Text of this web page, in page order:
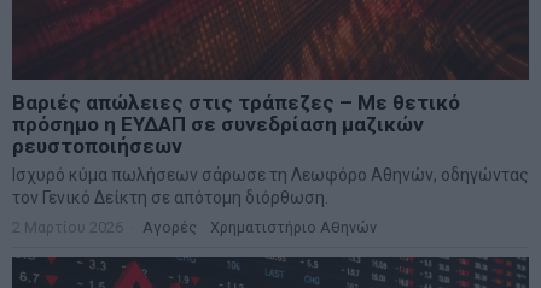
Βαριές απώλειες στις τράπεζες – Με θετικό
πρόσημο η ΕΥΔΑΠ σε συνεδρίαση μαζικών
ρευστοποιήσεων
Ισχυρό κύμα πωλήσεων σάρωσε τη Λεωφόρο Αθηνών, οδηγώντας
τον Γενικό Δείκτη σε απότομη διόρθωση.
2 Μαρτίου 2026 Αγορές Χρηματιστήριο Αθηνών